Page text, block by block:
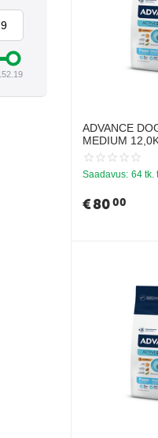
ADVANCE
MEDIUM
TÕUGUDE
(KANA RIISIGA)
Saadavus: 64 tk.
€8000